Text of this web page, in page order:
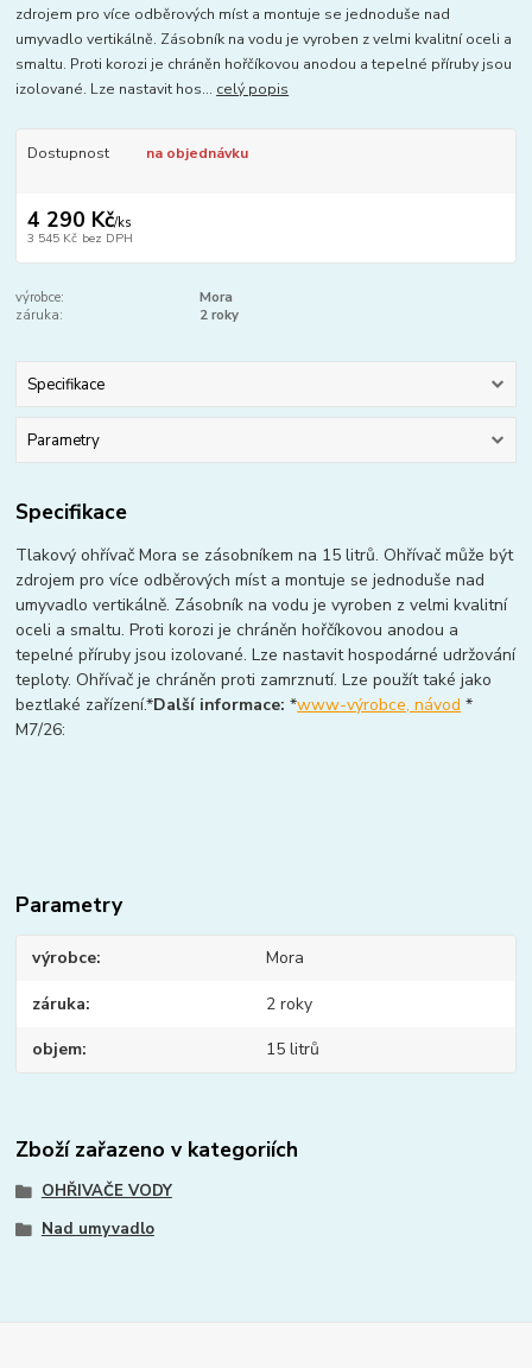
zdrojem pro více odběrových míst a montuje se jednoduše nad
umyvadlo vertikálně. Zásobník na vodu je vyroben z velmi kvalitní oceli a
smaltu. Proti korozi je chráněn hořčíkovou anodou a tepelné příruby jsou
izolované. Lze nastavit hos... celý popis
Dostupnost na objednávku
4 290 Kč/ks
3 545 Kč bez DPH
výrobce:
Mora
záruka:
2 roky
Specifikace
Parametry
Specifikace
Tlakový ohřívač Mora se zásobníkem na 15 litrů. Ohřívač může být
zdrojem pro více odběrových míst a montuje se jednoduše nad
umyvadlo vertikálně. Zásobník na vodu je vyroben z velmi kvalitní
oceli a smaltu. Proti korozi je chráněn hořčíkovou anodou a
tepelné příruby jsou izolované. Lze nastavit hospodárné udržování
teploty. Ohřívač je chráněn proti zamrznutí. Lze použít také jako
beztlaké zařízení.*Další informace: *www-výrobce, návod *
M7/26:
Parametry
výrobce Mora
záruka 2 roky
objem 15 litrů
Zboží zařazeno v kategoriích
OHŘIVAČE VODY
Nad umyvadlo